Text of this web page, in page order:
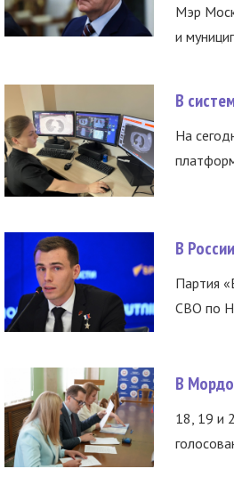
Мэр
и
В
На
В
Партия
СВО по
В
18, 19 и